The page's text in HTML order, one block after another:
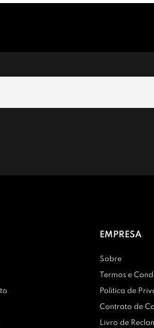
EMPRESA
Sobre
Termos e
Política de
Contrato de
Livro de